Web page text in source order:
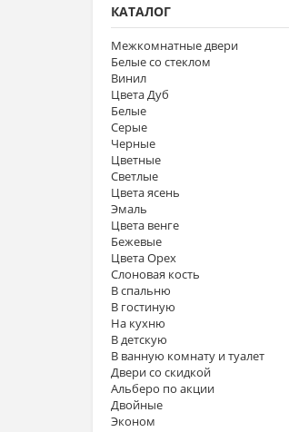
КАТАЛОГ
Межкомнатные двери
Белые со стеклом
Винил
Цвета Дуб
Белые
Серые
Черные
Цветные
Светлые
Цвета ясень
Эмаль
Цвета венге
Бежевые
Цвета Орех
Слоновая кость
В спальню
В гостиную
На кухню
В детскую
В ванную комнату и туалет
Двери со скидкой
Альберо по акции
Двойные
Эконом